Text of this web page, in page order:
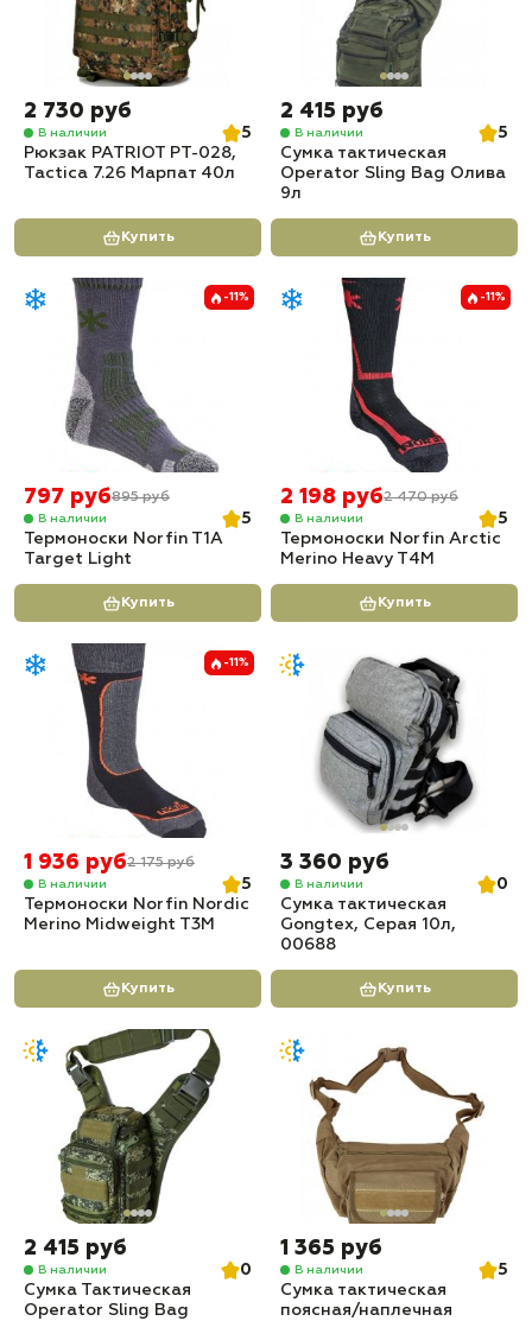
2 730 руб
В наличии
5
Рюкзак PATRIOT РТ-028,
Tactica 7.26 Марпат 40л
Купить
2 415 руб
В наличии
5
Сумка тактическая
Operator Sling Bag Олива
9л
Купить
-11%
797 руб895 руб
В наличии
5
Термоноски Norfin T1A
Target Light
Купить
-11%
2 198 руб2 470 руб
В наличии
5
Термоноски Norfin Arctic
Merino Heavy T4M
Купить
-11%
1 936 руб2 175 руб
В наличии
5
Термоноски Norfin Nordic
Merino Midweight T3M
Купить
3 360 руб
В наличии
0
Сумка тактическая
Gongtex, Серая 10л,
00688
Купить
2 415 руб
В наличии
0
Сумка Тактическая
Operator Sling Bag
1 365 руб
В наличии
5
Сумка тактическая
поясная/наплечная